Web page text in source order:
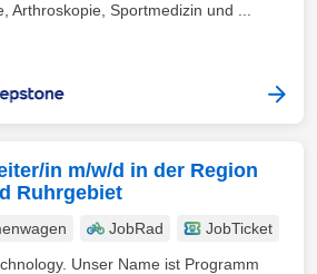
Arthroskopie, Sportmedizin und ...
in m/w/d in der Region
Ruhrgebiet
JobRad
JobTicket
Unser Name ist Programm